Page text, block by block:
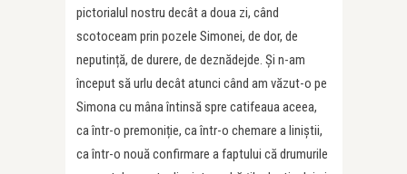
pictorialul nostru decât a doua zi, când
scotoceam prin pozele Simonei, de dor, de
neputință, de durere, de deznădejde. Și n-am
început să urlu decât atunci când am văzut-o pe
Simona cu mâna întinsă spre catifeaua aceea,
ca într-o premoniție, ca într-o chemare a liniștii,
ca într-o nouă confirmare a faptului că drumurile